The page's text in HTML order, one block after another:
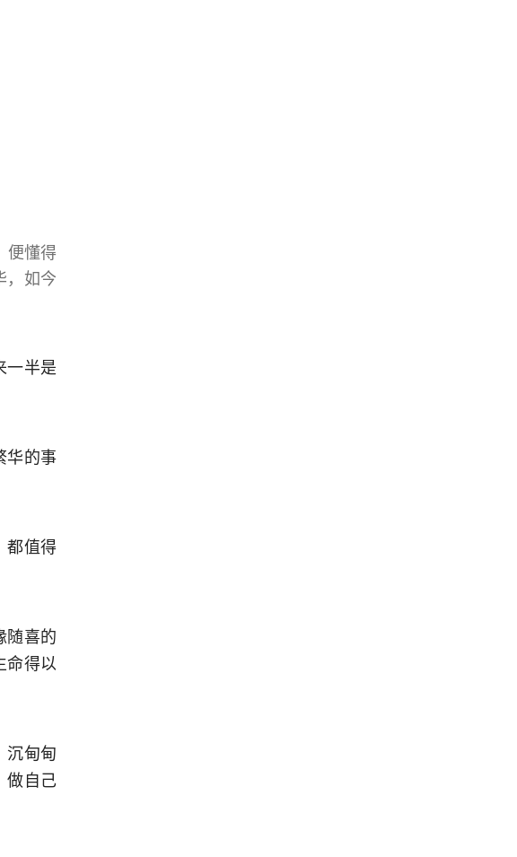
便懂得
，如今
一半是
华的事
都值得
随喜的
命得以
沉甸甸
做自己